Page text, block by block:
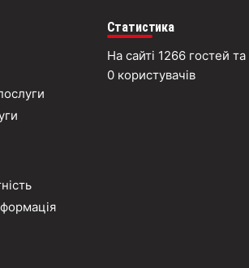
Статистика
На сайті 1266 гостей та
0 користувачів